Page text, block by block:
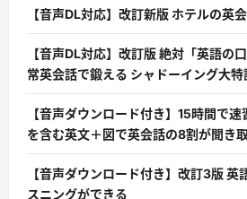
【音声DL対応】改訂新版 ホテルの英
【音声DL対応】改訂版 絶対「英語の
常英会話で鍛える シャドーイング大
【音声ダウンロード付き】15時間で
を含む英文＋図で英会話の8割が聞き
【音声ダウンロード付き】改訂3版 英
スニングができる